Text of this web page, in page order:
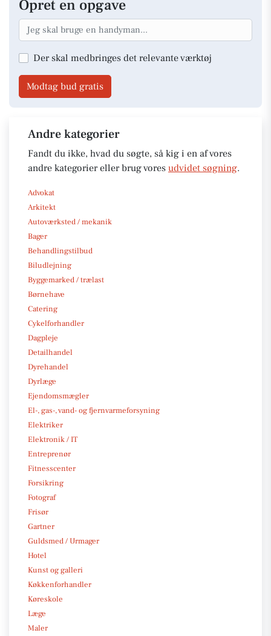
Opret en opgave
Der skal medbringes det relevante værktøj
Modtag bud gratis
Andre kategorier
Fandt du ikke, hvad du søgte, så kig i en af vores
andre kategorier eller brug vores udvidet søgning.
Advokat
Arkitekt
Autoværksted / mekanik
Bager
Behandlingstilbud
Biludlejning
Byggemarked / trælast
Børnehave
Catering
Cykelforhandler
Dagpleje
Detailhandel
Dyrehandel
Dyrlæge
Ejendomsmægler
El-, gas-, vand- og fjernvarmeforsyning
Elektriker
Elektronik / IT
Entreprenør
Fitnesscenter
Forsikring
Fotograf
Frisør
Gartner
Guldsmed / Urmager
Hotel
Kunst og galleri
Køkkenforhandler
Køreskole
Læge
Maler